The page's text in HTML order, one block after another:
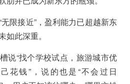
限接近”，盈利能力已超越新东
此深重。
说“找个学校试点，旅游城市优
花钱”，说的也是“不会过日